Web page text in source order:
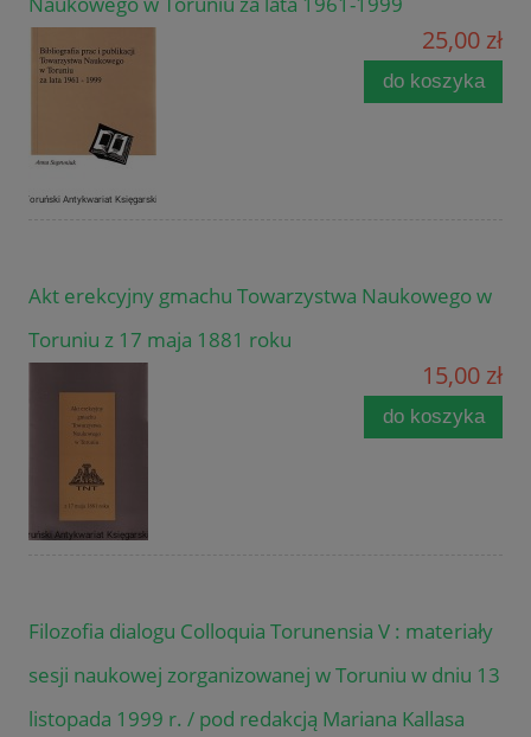
25,00 zł
do koszyka
Akt erekcyjny gmachu Towarzystwa Naukowego w
Toruniu z 17 maja 1881 roku
15,00 zł
do koszyka
Filozofia dialogu Colloquia Torunensia V : materiały
sesji naukowej zorganizowanej w Toruniu w dniu 13
listopada 1999 r. / pod redakcją Mariana Kallasa